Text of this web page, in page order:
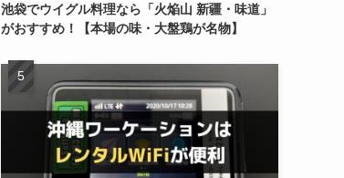
池袋でウイグル料理なら「火焔山 新疆・味道」
がおすすめ！【本場の味・大盤鶏が名物】